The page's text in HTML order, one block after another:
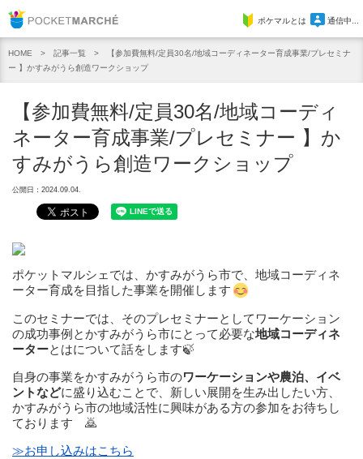
Pocket Marcheポケマルとは 通信中...
HOME 記事一覧
【参加費無料/定員30名/地域コーディネーター育成事業/プレセミナ
ー 】かすみがうら創造ワークショップ
【参加費無料/定員30名/地域コーディ
ネーター育成事業/プレセミナー 】か
すみがうら創造ワークショップ
公開日：2024.09.04.
ポケットマルシェでは、かすみがうら市で、地域コーディネ
ーター育成を目指した事業を開催します
このセミナーでは、そのプレセミナーとしてワーケーション
の成功事例とかすみがうら市にとって必要な地域コーディネ
ーターとはについて話をします🍃
自身の事業をかすみがうら市のワーケーションや農泊、イベ
ントなどに盛り込むことで、新しい展開を生み出したい方、
かすみがうら市の地域活性に興味がある方の参加をお待ちし
ております 🙇
≫お申し込みはこちら